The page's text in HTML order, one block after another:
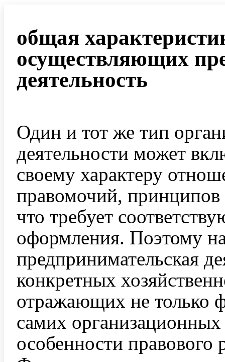
общая
осуществляющих
деятельность
Один и тот же тип
деятельности может
своему характеру
правомочий, принципов
что требует
оформления. Поэтому
предпринимательская
конкретных
отражающих не только
самих
особенности